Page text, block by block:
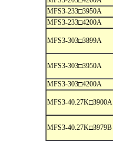
MFS3-233□3950A
MFS3-233□4200A
MFS3-303□3899A
MFS3-303□3950A
MFS3-303□4200A
MFS3-40.27K□3900A
MFS3-40.27K□3979B